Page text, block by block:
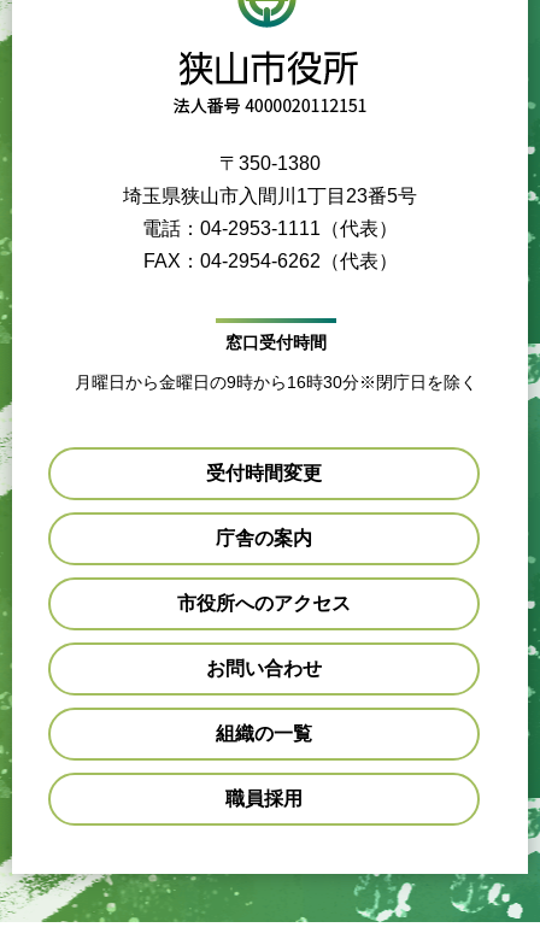
〒350-1380
埼玉県狭山市入間川1丁目23番5号
電話：04-2953-1111（代表）
FAX：04-2954-6262（代表）
窓口受付時間
月曜日から金曜日の9時から16時30分※閉庁日を除く
受付時間変更
庁舎の案内
市役所へのアクセス
お問い合わせ
組織の一覧
職員採用